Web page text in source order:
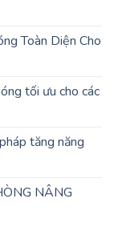
Toàn Diện Cho
tối ưu cho các
tăng năng
NÂNG